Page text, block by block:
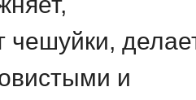
чешуйки,
и